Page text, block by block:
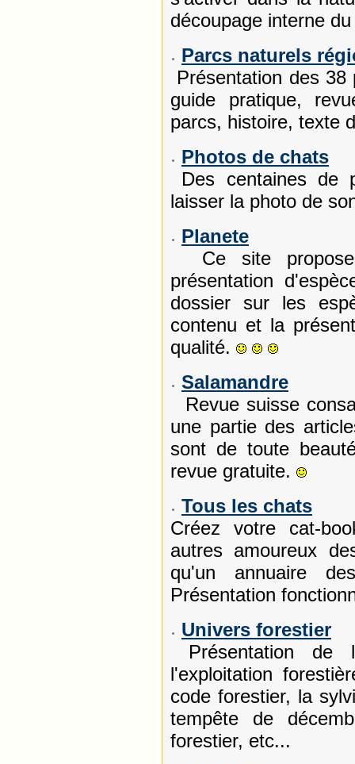
découpage interne
Parcs naturels
Présentation des
guide pratique,
parcs, histoire, texte
Photos de chats
Des centaines de
laisser la photo de
Planete
Ce site propose
présentation
dossier sur les
contenu et la
qualité.
Salamandre
Revue suisse
une partie des
sont de toute
revue gratuite.
Tous les chats
Créez votre cat-
autres amoureux
qu'un annuaire
Présentation
Univers forestier
Présentation
l'exploitation
code forestier, la
tempête de
forestier, etc...